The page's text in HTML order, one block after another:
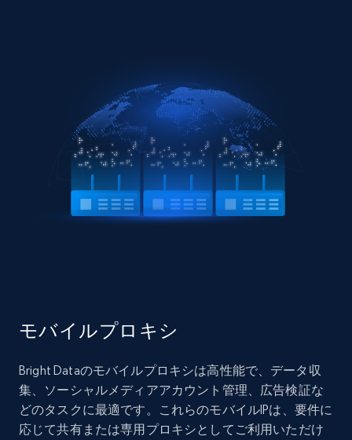
モバイルプロキシ
Bright Dataのモバイルプロキシは高性能で、データ収
集、ソーシャルメディアアカウント管理、広告検証な
どのタスクに最適です。これらのモバイルIPは、要件に
応じて共有または専用プロキシとしてご利用いただけ